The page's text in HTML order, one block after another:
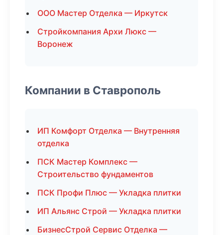
ООО Мастер Отделка — Иркутск
Стройкомпания Архи Люкс —
Воронеж
Компании в Ставрополь
ИП Комфорт Отделка — Внутренняя
отделка
ПСК Мастер Комплекс —
Строительство фундаментов
ПСК Профи Плюс — Укладка плитки
ИП Альянс Строй — Укладка плитки
БизнесСтрой Сервис Отделка —